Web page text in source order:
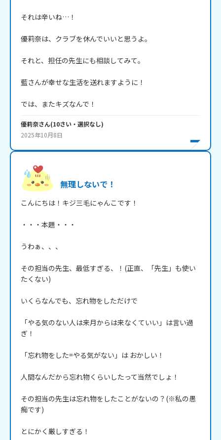
それは辛いね…！
優莉奈は、クラブを休んでいいと思うよ。
それと、担任の先生にも相談してみて。
藍さんが幸せな生活を送れますように！
では、またキズなんで！
優莉奈さん(10さい・ 選択なし)
2025年10月8日
無理しないで！
こんにちは！キジ三毛にゃんこです！
・・・本題・・・
うわぁ、、、
その担当の先生、最低すぎる、！(正直、「先生」も使い
たくない)
いくらなんでも、忘れ物をしただけで
「やる気のない人は来月からは来なくていい」は言い過
ぎ！
「忘れ物をした=やる気がない」は おかしい！
人間なんだから忘れ物くらいしたって当然でしょ！
その担当の先生は忘れ物をしたことがないの？(※私の愚
痴です)
とにかく厳しすぎる！